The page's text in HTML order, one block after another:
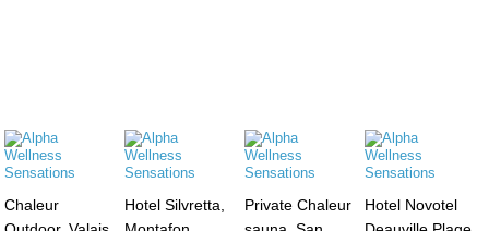
Chaleur
Hotel Silvretta,
Private Chaleur
Hotel Novotel